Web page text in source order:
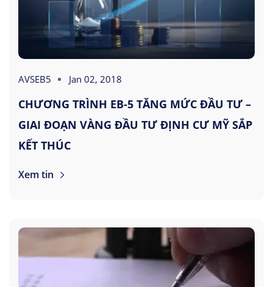
AVSEB5 Jan 02, 2018
CHƯƠNG TRÌNH EB-5 TĂNG MỨC ĐẦU TƯ –
GIAI ĐOẠN VÀNG ĐẦU TƯ ĐỊNH CƯ MỸ SẮP
KẾT THÚC
Xem tin